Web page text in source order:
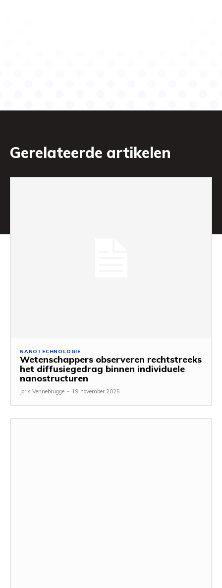
Gerelateerde artikelen
NANOTECHNOLOGIE
Wetenschappers observeren rechtstreeks
het diffusiegedrag binnen individuele
nanostructuren
Joris Vennebrugge - 19 november 2025